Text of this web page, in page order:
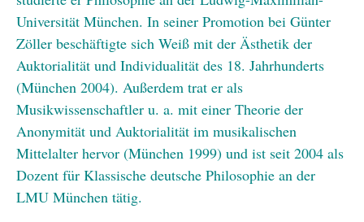
Universität München. In seiner Promotion bei Günter
Zöller beschäftigte sich Weiß mit der Ästhetik der
Auktorialität und Individualität des 18. Jahrhunderts
(München 2004). Außerdem trat er als
Musikwissenschaftler u. a. mit einer Theorie der
Anonymität und Auktorialität im musikalischen
Mittelalter hervor (München 1999) und ist seit 2004 als
Dozent für Klassische deutsche Philosophie an der
LMU München tätig.